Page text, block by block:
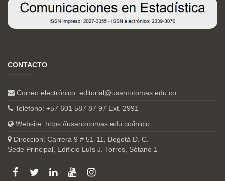
CONTACTO
Correo electrónico: editorial@usantotomas.edu.co
Teléfono: +57 601 587 87 97 Ext. 2991
Website: https://usantotomas.edu.co/inicio
Dirección: Carrera 9 # 51-11, Bogotá D. C.
Sede Principal, Edificio Luís J. Torres, Sótano 1